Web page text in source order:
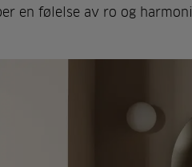
en følelse av ro og harmoni.